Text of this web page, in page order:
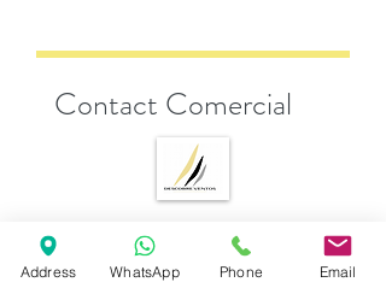
Contact Comercial
Andrea Esposito
Address WhatsApp Phone Email